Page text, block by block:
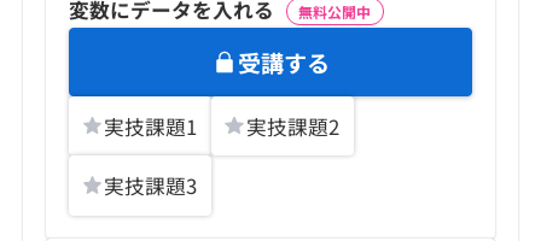
変数にデータを入れる 無料公開中
受講する
実技課題1 実技課題2
実技課題3